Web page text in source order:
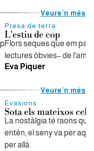
Veure'n més
Presa de terra
L'estiu de cop
Flors seques que em
lectures òbvies– de
Eva Piquer
Veure'n més
Evasions
Sota els mateixos cels
La nostàlgia té raons que
entén, el seny va per aquí
per allà